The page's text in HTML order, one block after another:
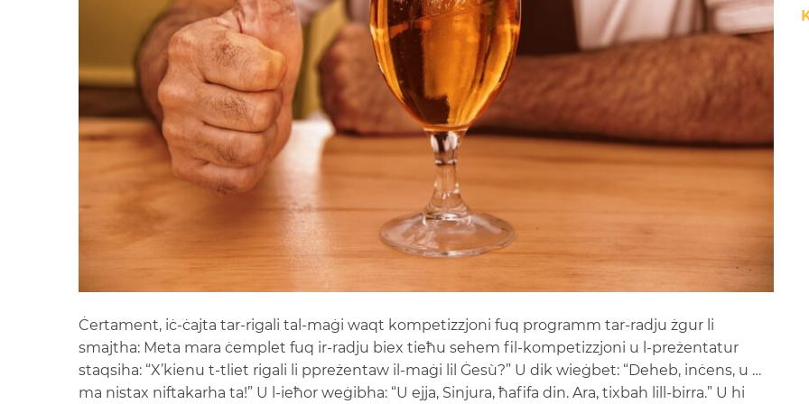
Ċertament, iċ-ċajta tar-rigali tal-maġi waqt kompetizzjoni fuq programm tar-radju żgur li
smajtha: Meta mara ċemplet fuq ir-radju biex tieħu sehem fil-kompetizzjoni u l-preżentatur
staqsiha: “X’kienu t-tliet rigali li ppreżentaw il-maġi lil Ġesù?” U dik wieġbet: “Deheb, inċens, u …
ma nistax niftakarha ta!” U l-ieħor weġibha: “U ejja, Sinjura, ħafifa din. Ara, tixbah lill-birra.” U hi